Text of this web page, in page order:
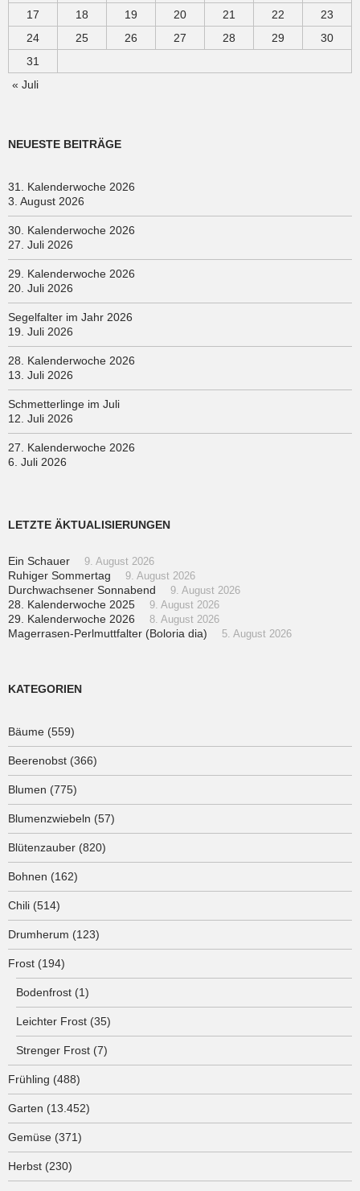
17
18 19 20 21 22
23
24
25 26 27 28 29
30
31
« Juli
NEUESTE BEITRÄGE
31. Kalenderwoche 2026
3. August 2026
30. Kalenderwoche 2026
27. Juli 2026
29. Kalenderwoche 2026
20. Juli 2026
Segelfalter im Jahr 2026
19. Juli 2026
28. Kalenderwoche 2026
13. Juli 2026
Schmetterlinge im Juli
12. Juli 2026
27. Kalenderwoche 2026
6. Juli 2026
LETZTE ÄKTUALISIERUNGEN
Ein Schauer 9. August 2026
Ruhiger Sommertag 9. August 2026
Durchwachsener Sonnabend 9. August 2026
28. Kalenderwoche 2025 9. August 2026
29. Kalenderwoche 2026 8. August 2026
Magerrasen-Perlmuttfalter (Boloria dia) 5. August 2026
KATEGORIEN
Bäume (559)
Beerenobst (366)
Blumen (775)
Blumenzwiebeln (57)
Blütenzauber (820)
Bohnen (162)
Chili (514)
Drumherum (123)
Frost (194)
Bodenfrost (1)
Leichter Frost (35)
Strenger Frost (7)
Frühling (488)
Garten (13.452)
Gemüse (371)
Herbst (230)